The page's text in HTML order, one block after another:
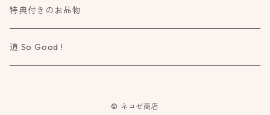
詩歌と会う
物語に飛びこむ
ミラー
カタチ×モヨウスタンプ
小さなカタチ×モヨウスタンプ
タカトモハンコ
Atelier Mimir
特典付きのお品物
道 So Good !
© ネコゼ商店